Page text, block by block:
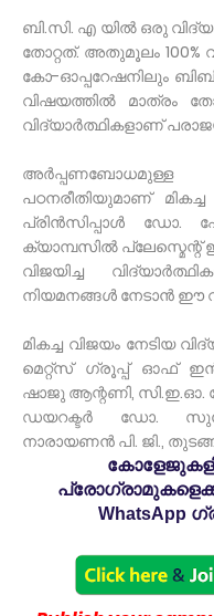
ബി.സി. എ യിൽ ഒരു
തോറ്റത്. അതുമൂലം 100%
കോ-ഓപ്പറേഷനിലും
വിഷയത്തിൽ മാത്രം
വിദ്യാർത്ഥികളാണ്
അർപ്പണബോധമുള്ള
പഠനരീതിയുമാണ്
പ്രിൻസിപ്പാൾ
ക്യാമ്പസിൽ
വിജയിച്ച
നിയമനങ്ങൾ നേടാൻ ഈ
മികച്ച വിജയം നേടിയ
മെറ്റ്സ് ഗ്രൂപ്പ് ഓഫ്
ഷാജു ആന്റണി, സി.ഇ.ഓ.
ഡയറക്ടർ ഡോ.
നാരായണൻ പി. ജി.,
WhatsApp